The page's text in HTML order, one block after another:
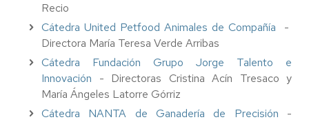
Recio
Cátedra United Petfood Animales de Compañía -
Directora María Teresa Verde Arribas
Cátedra Fundación Grupo Jorge Talento e
Innovación - Directoras Cristina Acín Tresaco y
María Ángeles Latorre Górriz
Cátedra NANTA de Ganadería de Precisión -